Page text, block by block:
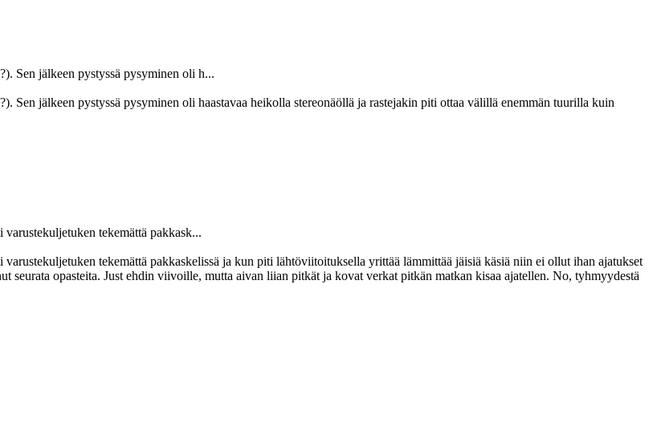
Sen jälkeen pystyssä pysyminen oli h...
Sen jälkeen pystyssä pysyminen oli haastavaa heikolla stereonäöllä ja rastejakin piti ottaa välillä enemmän tuurilla kuin
tekemättä pakkask...
tekemättä pakkaskelissä ja kun piti lähtöviitoituksella yrittää lämmittää jäisiä käsiä niin ei ollut ihan ajatukset
seurata opasteita. Just ehdin viivoille, mutta aivan liian pitkät ja kovat verkat pitkän matkan kisaa ajatellen. No, tyhmyydestä